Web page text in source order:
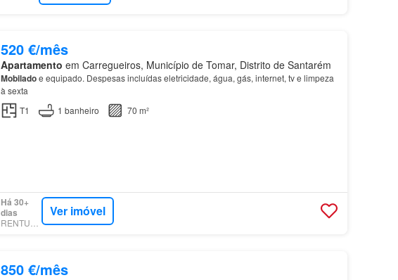
520 €/mês
Apartamento em Carregueiros, Município de Tomar, Distrito de Santarém
Mobiladoe equipado. Despesas incluídas eletricidade, água, gás, internet, tv e limpeza
à sexta
T1
1 banheiro 70 m²
Há 30+
dias
Ver imóvel
850 €/mês